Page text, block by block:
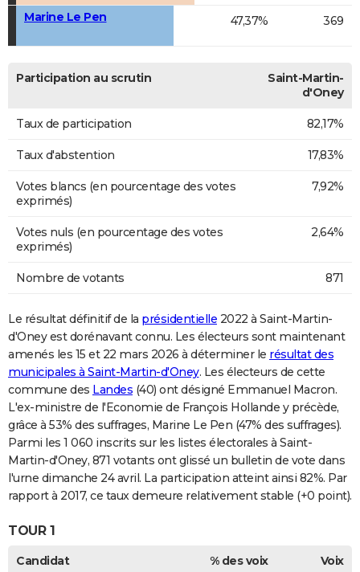
Marine Le Pen 47,37% 369
Participation au scrutin
Saint-Martin-
d'Oney
Taux de participation 82,17%
Taux d'abstention 17,83%
Votes blancs (en pourcentage des votes
exprimés)
7,92%
Votes nuls (en pourcentage des votes
exprimés)
2,64%
Nombre de votants 871
Le résultat définitif de la présidentielle 2022 à Saint-Martin-
d'Oney est dorénavant connu. Les électeurs sont maintenant
amenés les 15 et 22 mars 2026 à déterminer le résultat des
municipales à Saint-Martin-d'Oney. Les électeurs de cette
commune des Landes (40) ont désigné Emmanuel Macron.
L'ex-ministre de l'Economie de François Hollande y précède,
grâce à 53% des suffrages, Marine Le Pen (47% des suffrages).
Parmi les 1 060 inscrits sur les listes électorales à Saint-
Martin-d'Oney, 871 votants ont glissé un bulletin de vote dans
l'urne dimanche 24 avril. La participation atteint ainsi 82%. Par
rapport à 2017, ce taux demeure relativement stable (+0 point).
TOUR 1
Candidat % des voix
Voix